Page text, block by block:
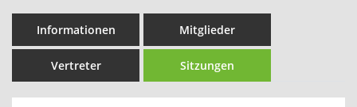
Informationen Mitglieder
Vertreter Sitzungen